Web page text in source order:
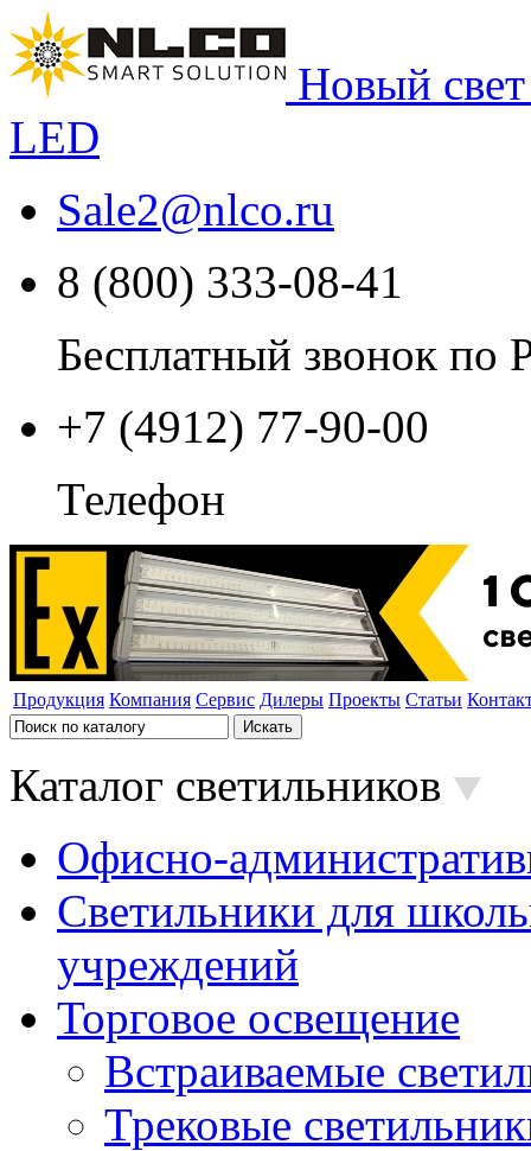
Новый
LED
Sale2@nlco.ru
8 (800) 333-08-41
Бесплатный звонок по
+7 (4912) 77-90-00
Телефон
Продукция Компания Сервис Дилеры Проекты Статьи
Каталог светильников
Офисно-
Светильники для
учреждений
Торговое освещение
Встраиваемые
Трековые